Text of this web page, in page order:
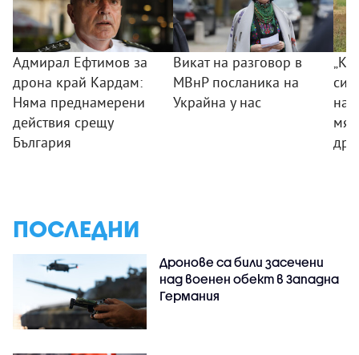
Адмирал Ефтимов за
дрона край Кардам:
Няма преднамерени
действия срещу
България
Викат на разговор в
МВнР посланика на
Украйна у нас
на
ПОСЛЕДНИ
Дронове са били засечени
над военен обект в Западна
Германия